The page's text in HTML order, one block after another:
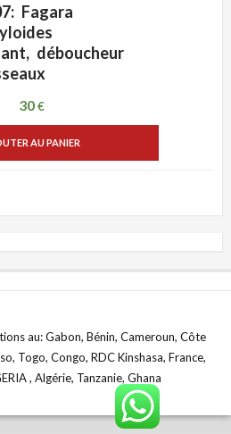
Fagara
déboucheur
30€
AU PANIER
au: Gabon, Bénin, Cameroun, Côte
Togo, Congo, RDC Kinshasa, France,
, Algérie, Tanzanie, Ghana